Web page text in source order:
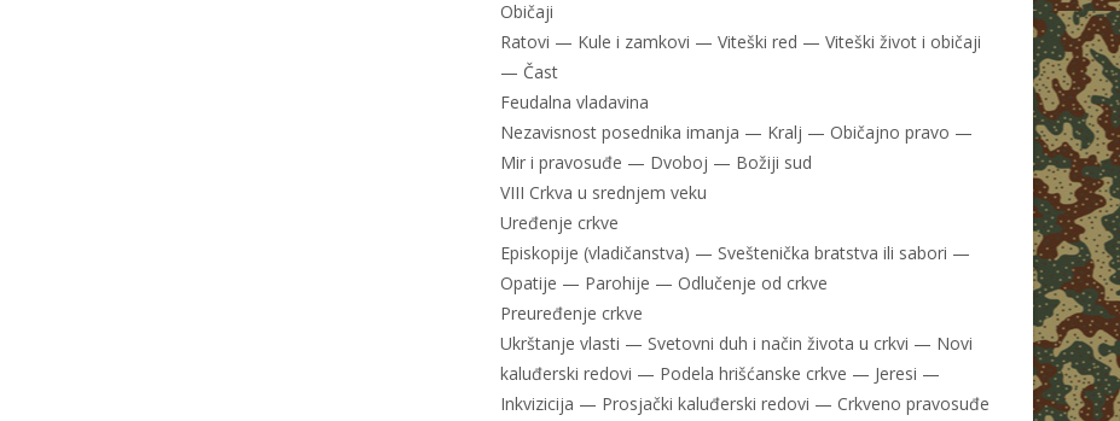
Običaji
Ratovi — Kule i zamkovi — Viteški red — Viteški život i običaji
— Čast
Feudalna vladavina
Nezavisnost posednika imanja — Kralj — Običajno pravo —
Mir i pravosuđe — Dvoboj — Božiji sud
VIII Crkva u srednjem veku
Uređenje crkve
Episkopije (vladičanstva) — Sveštenička bratstva ili sabori —
Opatije — Parohije — Odlučenje od crkve
Preuređenje crkve
Ukrštanje vlasti — Svetovni duh i način života u crkvi — Novi
kaluđerski redovi — Podela hrišćanske crkve — Jeresi —
Inkvizicija — Prosjački kaluđerski redovi — Crkveno pravosuđe